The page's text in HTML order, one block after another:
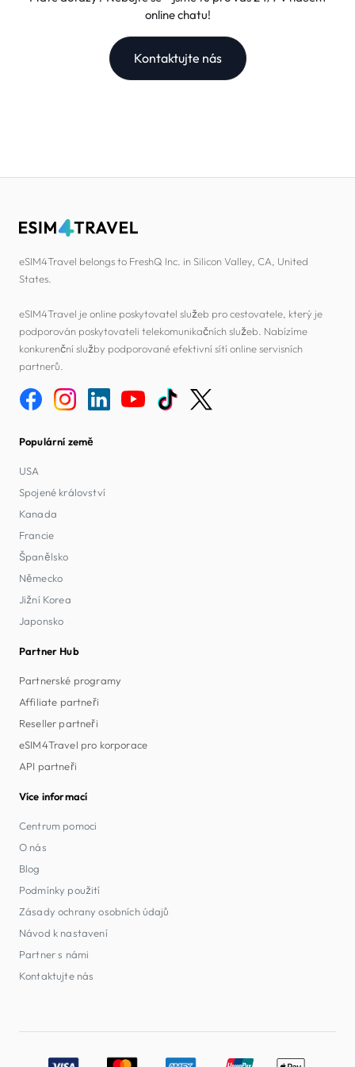
online chatu!
Kontaktujte nás
eSIM4Travel belongs to FreshQ Inc. in Silicon Valley, CA, United
States.
eSIM4Travel je online poskytovatel služeb pro cestovatele, který je
podporován poskytovateli telekomunikačních služeb. Nabízíme
konkurenční služby podporované efektivní sítí online servisních
partnerů.
Populární země
USA
Spojené království
Kanada
Francie
Španělsko
Německo
Jižní Korea
Japonsko
Partner Hub
Partnerské programy
Affiliate partneři
Reseller partneři
eSIM4Travel pro korporace
API partneři
Více informací
Centrum pomoci
O nás
Blog
Podmínky použití
Zásady ochrany osobních údajů
Návod k nastavení
Partner s námi
Kontaktujte nás
Accepted payment methods: Visa, MasterCard, American